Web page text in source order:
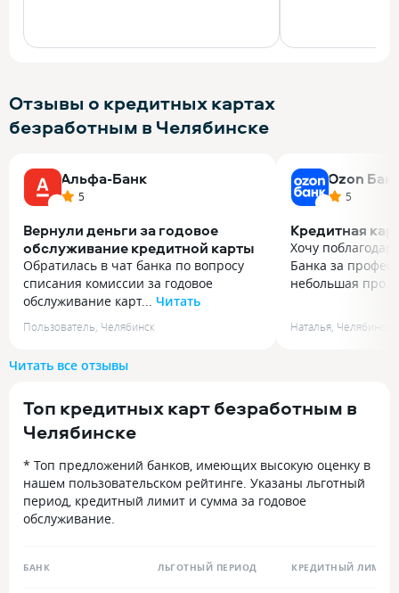
Отзывы о кредитных картах
безработным в Челябинске
Альфа-Банк
5
Вернули деньги за годовое
обслуживание кредитной карты
Обратилась в чат банка по вопросу
списания комиссии за годовое
обслуживание карт... Читать
списания комиссии за годовое
рублей. Пользуюсь этой картой уже
обслуживания всегда смущала, так
как сумма довольно существенная.
Написала в чат с просьбой
предложить вариант снижения
стоимости обслуживания
или заменить карту на более
выгодных условиях. Со мной
Поскольку обслуживание карты уже
Пользователь Челябинск
Ozon
5
Кредитная
Хочу
Банка за
небольшая про...
небольшая
Разобрались
за
Наталья Челябинск
Читать все отзывы
Топ кредитных карт безработным в
Челябинске
* Топ предложений банков, имеющих высокую оценку в
нашем пользовательском рейтинге. Указаны льготный
период, кредитный лимит и сумма за годовое
обслуживание.
БАНК ЛЬГОТНЫЙ ПЕРИОД КРЕДИТНЫЙ ЛИМИТ